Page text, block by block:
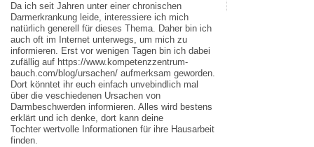
Da ich seit Jahren unter einer chronischen
Darmerkrankung leide, interessiere ich mich
natürlich generell für dieses Thema. Daher bin ich
auch oft im Internet unterwegs, um mich zu
informieren. Erst vor wenigen Tagen bin ich dabei
zufällig auf https://www.kompetenzzentrum-
bauch.com/blog/ursachen/ aufmerksam geworden.
Dort könntet ihr euch einfach unvebindlich mal
über die veschiedenen Ursachen von
Darmbeschwerden informieren. Alles wird bestens
erklärt und ich denke, dort kann deine
Tochter wertvolle Informationen für ihre Hausarbeit
finden.